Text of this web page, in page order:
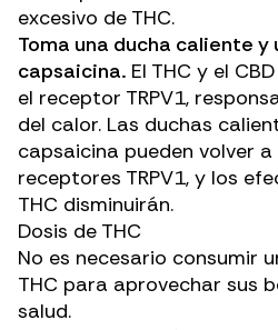
excesivo de THC.
Toma una ducha caliente
capsaicina. El THC y el
el receptor TRPV1,
del calor. Las duchas
capsaicina pueden volver
receptores TRPV1, y los
THC disminuirán.
Dosis de THC
No es necesario consumir
THC para aprovechar sus
salud.